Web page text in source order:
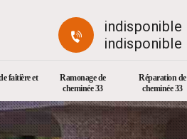
indisponible
indisponible
faîtière et
Ramonage de
cheminée 33
Réparation de
cheminée 33